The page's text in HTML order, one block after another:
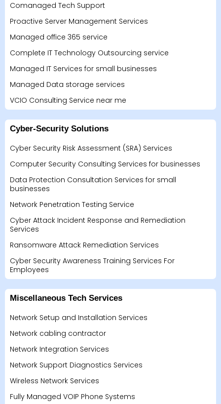
Comanaged Tech Support
Proactive Server Management Services
Managed office 365 service
Complete IT Technology Outsourcing service
Managed IT Services for small businesses
Managed Data storage services
VCIO Consulting Service near me
Cyber-Security Solutions
Cyber Security Risk Assessment (SRA) Services
Computer Security Consulting Services for businesses
Data Protection Consultation Services for small
businesses
Network Penetration Testing Service
Cyber Attack Incident Response and Remediation
Services
Ransomware Attack Remediation Services
Cyber Security Awareness Training Services For
Employees
Miscellaneous Tech Services
Network Setup and Installation Services
Network cabling contractor
Network Integration Services
Network Support Diagnostics Services
Wireless Network Services
Fully Managed VOIP Phone Systems